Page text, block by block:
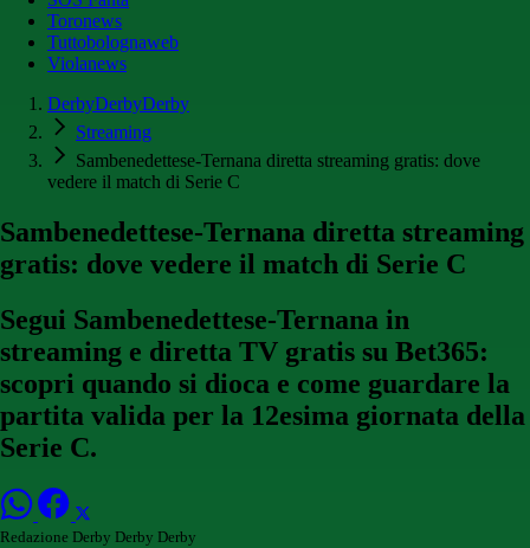
Toronews
Tuttobolognaweb
Violanews
DerbyDerbyDerby
Streaming
Sambenedettese-Ternana diretta streaming gratis: dove
vedere il match di Serie C
Sambenedettese-Ternana diretta streaming
gratis: dove vedere il match di Serie C
Segui Sambenedettese-Ternana in
streaming e diretta TV gratis su Bet365:
scopri quando si dioca e come guardare la
partita valida per la 12esima giornata della
Serie C.
Redazione Derby Derby Derby